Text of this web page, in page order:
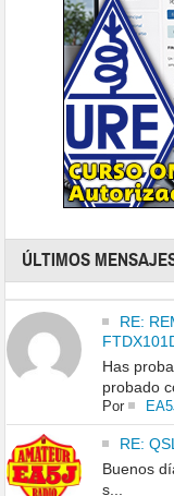
ÚLTIMOS
RE:
Has
probado
Por
RE:
Buenos
s...